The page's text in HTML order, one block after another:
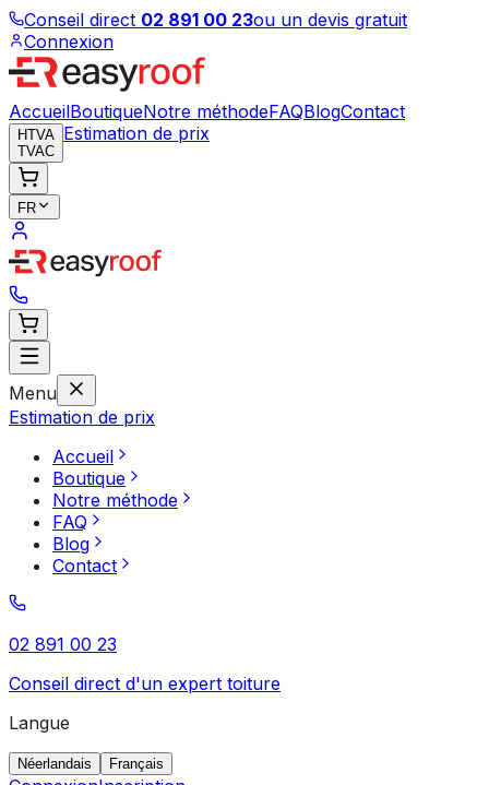
Conseil direct 02 891 00 23ou un devis gratuit
Connexion
AccueilBoutiqueNotre méthodeFAQBlogContact
HTVA
TVAC
Estimation de prix
FR
Menu
Estimation de prix
Accueil
Boutique
Notre méthode
FAQ
Blog
Contact
02 891 00 23
Conseil direct d'un expert toiture
Langue
Néerlandais Français